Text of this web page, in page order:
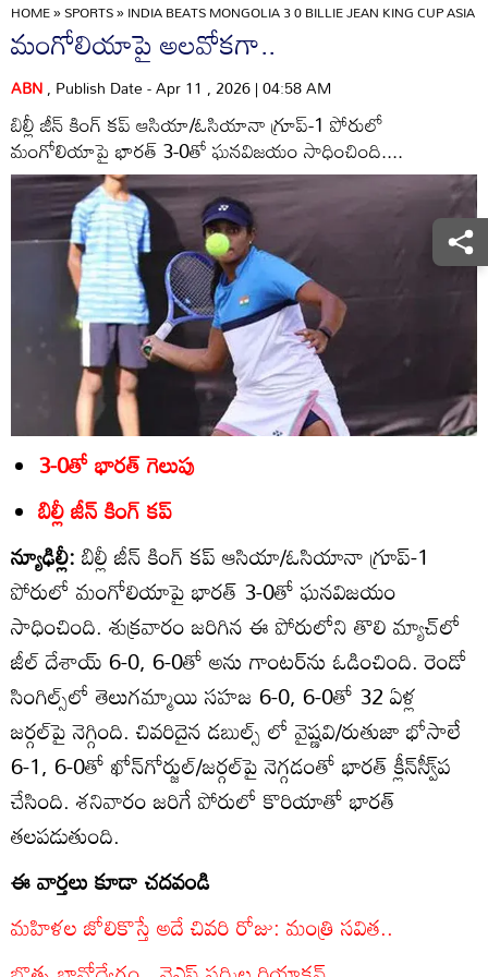
HOME»SPORTS»INDIA BEATS MONGOLIA 3 0 BILLIE JEAN KING CUP ASIA
మంగోలియాపై అలవోకగా..
ABN, Publish Date - Apr 11 , 2026 | 04:58 AM
బిల్లీ జీన్‌ కింగ్‌ కప్‌ ఆసియా/ఓసియానా గ్రూప్‌-1 పోరులో
మంగోలియాపై భారత్‌ 3-0తో ఘనవిజయం సాధించింది....
3-0తో భారత్‌ గెలుపు
బిల్లీ జీన్‌ కింగ్‌ కప్‌
న్యూఢిల్లీ:బిల్లీ జీన్‌ కింగ్‌ కప్‌ ఆసియా/ఓసియానా గ్రూప్‌-1
పోరులో మంగోలియాపై భారత్‌ 3-0తో ఘనవిజయం
సాధించింది. శుక్రవారం జరిగిన ఈ పోరులోని తొలి మ్యాచ్‌లో
జీల్‌ దేశాయ్‌ 6-0, 6-0తో అను గాంటర్‌ను ఓడించింది. రెండో
సింగిల్స్‌లో తెలుగమ్మాయి సహజ 6-0, 6-0తో 32 ఏళ్ల
జర్గల్‌పై నెగ్గింది. చివరిదైన డబుల్స్‌ లో వైష్ణవి/రుతుజా భోసాలే
6-1, 6-0తో ఖోన్‌గోర్జుల్‌/జర్గల్‌పై నెగ్గడంతో భారత్‌ క్లీన్‌స్వీ్‌ప
చేసింది. శనివారం జరిగే పోరులో కొరియాతో భారత్‌
తలపడుతుంది.
ఈ వార్తలు కూడా చదవండి
మహిళల జోలికొస్తే అదే చివరి రోజు: మంత్రి సవిత..